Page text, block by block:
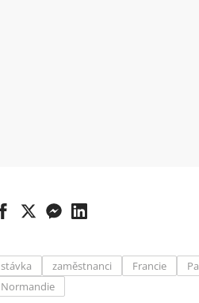
stávka zaměstnanci Francie
Normandie